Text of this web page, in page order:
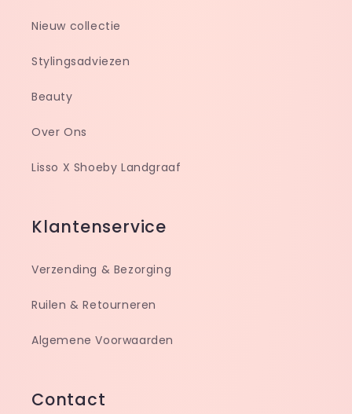
Nieuw collectie
Stylingsadviezen
Beauty
Over Ons
Lisso X Shoeby Landgraaf
Klantenservice
Verzending & Bezorging
Ruilen & Retourneren
Algemene Voorwaarden
Contact